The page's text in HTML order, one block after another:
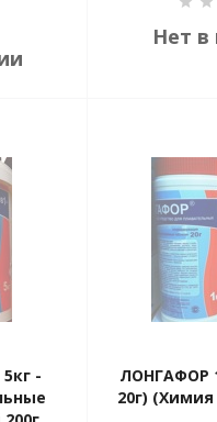
Нет в
-
ЛОНГАФОР
20г)